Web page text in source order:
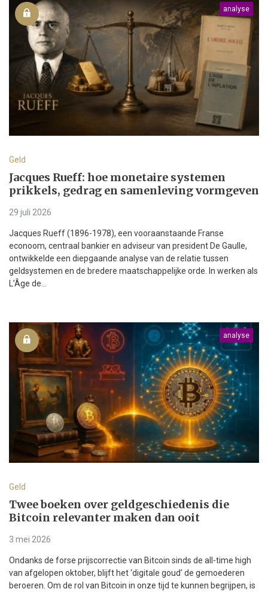
analyse
Geld
Jacques Rueff: hoe monetaire systemen
prikkels, gedrag en samenleving vormgeven
29 juli 2026
Jacques Rueff (1896-1978), een vooraanstaande Franse
econoom, centraal bankier en adviseur van president De Gaulle,
ontwikkelde een diepgaande analyse van de relatie tussen
geldsystemen en de bredere maatschappelijke orde. In werken als
L’Âge de...
analyse
Geld
Twee boeken over geldgeschiedenis die
Bitcoin relevanter maken dan ooit
3 mei 2026
Ondanks de forse prijscorrectie van Bitcoin sinds de all-time high
van afgelopen oktober, blijft het ‘digitale goud’ de gemoederen
beroeren. Om de rol van Bitcoin in onze tijd te kunnen begrijpen, is